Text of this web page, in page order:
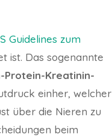
Guidelines zum
ist. Das sogenannte
Protein-Kreatinin-
einher, welcher
über die Nieren zu
beim